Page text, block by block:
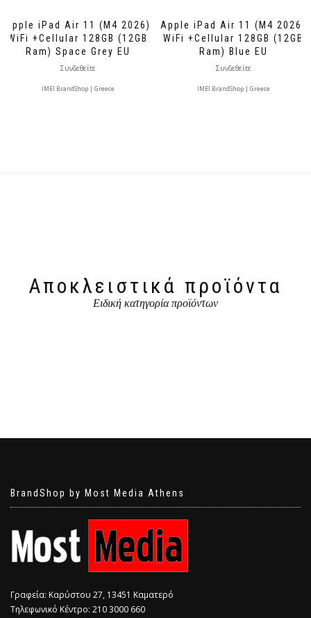
Apple iPad Air 11 (M4 2026)
WiFi +Cellular 128GB (12GB
Ram) Space Grey EU
Συνδεθείτε
IMEI BrandShop | Greece
Apple iPad Air 11 (M4 2026)
WiFi +Cellular 128GB (12GB
Ram) Blue EU
Συνδεθείτε
IMEI BrandShop | Greece
Αποκλειστικά προϊόντα
Ειδική κατηγορία προϊόντων
BrandShop by Most Media Athens
Γραφεία: Καρύστου 27, 13451 Καματερό
Τηλεφωνικό Κέντρο: 210 3000 660